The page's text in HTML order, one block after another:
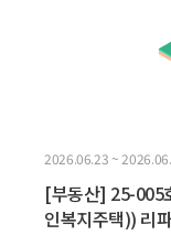
2026.06.23 ~
[부동산] 25-005
인복지주택)) 리